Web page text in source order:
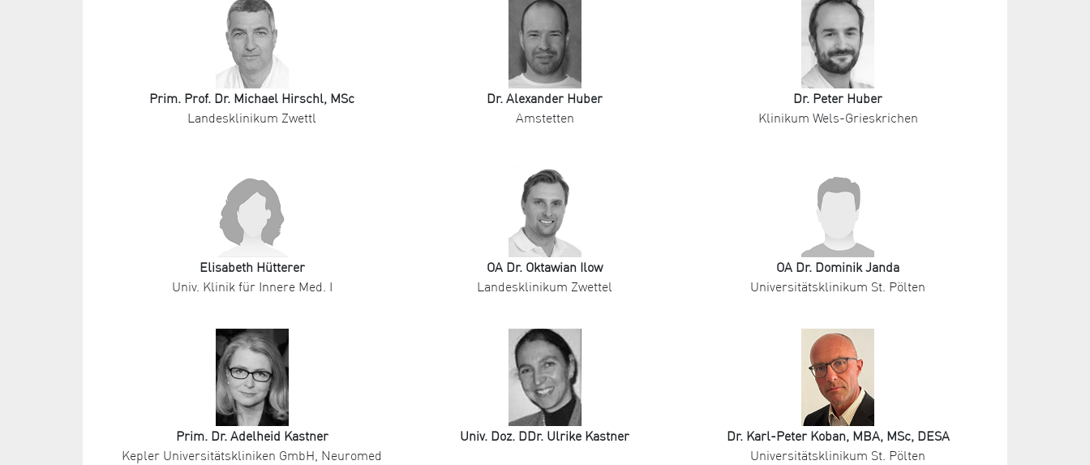
Prim. Prof. Dr. Michael Hirschl, MSc
Landesklinikum Zwettl
Dr. Alexander Huber
Amstetten
Dr. Peter Huber
Klinikum Wels-Grieskrichen
Elisabeth Hütterer
Univ. Klinik für Innere Med. I
OA Dr. Oktawian Ilow
Landesklinikum Zwettel
OA Dr. Dominik Janda
Universitätsklinikum St. Pölten
Prim. Dr. Adelheid Kastner
Kepler Universitätskliniken GmbH, Neuromed
Univ. Doz. DDr. Ulrike Kastner
Dr. Karl-Peter Koban, MBA, MSc, DESA
Universitätsklinikum St. Pölten